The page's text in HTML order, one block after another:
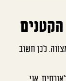
לכן חשוב